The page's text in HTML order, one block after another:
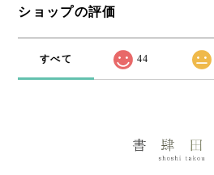
ショップの評価
すべて 44